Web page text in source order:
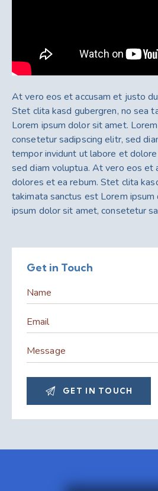
At vero eos et accusam et justo
Stet clita kasd gubergren, no sea
Lorem ipsum dolor sit amet.
consetetur sadipscing elitr, sed
tempor invidunt ut labore et
sed diam voluptua. At vero eos et
dolores et ea rebum. Stet clita
takimata sanctus est Lorem
ipsum dolor sit amet, consetetur
Get in Touch